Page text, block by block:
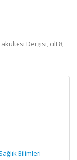
Dergisi, cilt.8,
Bilimleri